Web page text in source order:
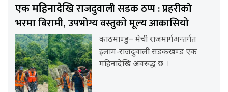
एक महिनादेखिराजदुवाली सडक ठप्प : प्रहरीको
भरमा बिरामी, उपभोग्य वस्तुकाे मूल्य आकासियो
काठमाण्डु– मेची राजमार्गअन्तर्गत
इलाम-राजदुवाली सडकखण्ड एक
महिनादेखि अवरुद्ध छ ।